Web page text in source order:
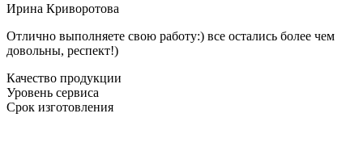
Ирина Криворотова
Отлично выполняете свою работу:) все остались более чем
довольны, респект!)
Качество продукции
Уровень сервиса
Срок изготовления